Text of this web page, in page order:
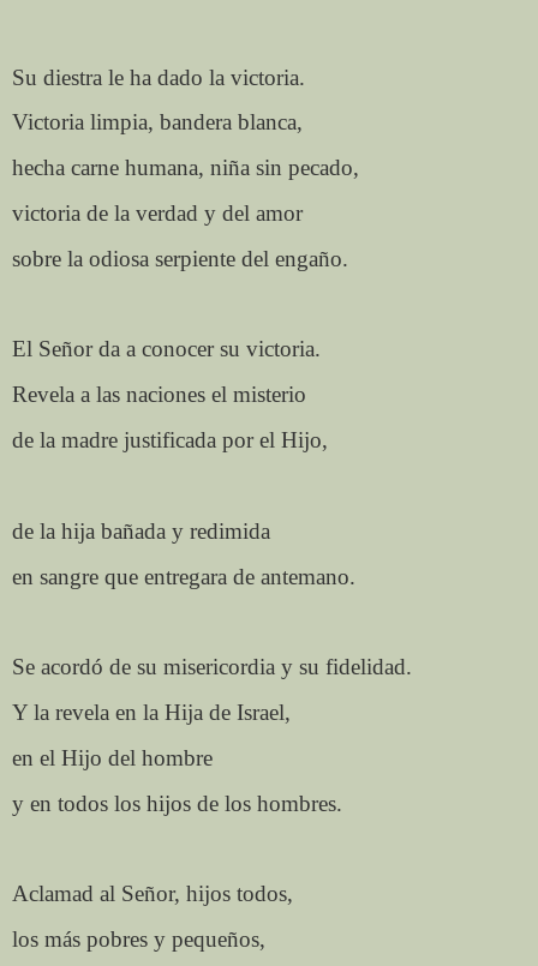
Su diestra le ha dado la victoria.
Victoria limpia, bandera blanca,
hecha carne humana, niña sin pecado,
victoria de la verdad y del amor
sobre la odiosa serpiente del engaño.
El Señor da a conocer su victoria.
Revela a las naciones el misterio
de la madre justificada por el Hijo,
de la hija bañada y redimida
en sangre que entregara de antemano.
Se acordó de su misericordia y su fidelidad.
Y la revela en la Hija de Israel,
en el Hijo del hombre
y en todos los hijos de los hombres.
Aclamad al Señor, hijos todos,
los más pobres y pequeños,